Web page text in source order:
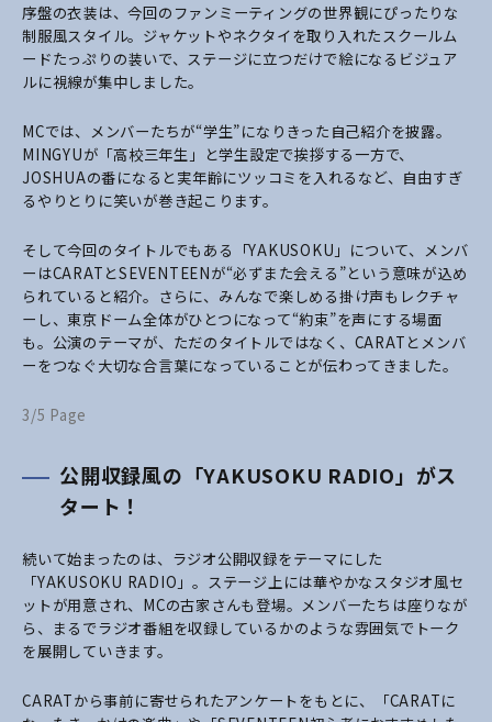
序盤の衣装は、今回のファンミーティングの世界観にぴったりな
制服風スタイル。ジャケットやネクタイを取り入れたスクールム
ードたっぷりの装いで、ステージに立つだけで絵になるビジュア
ルに視線が集中しました。
MCでは、メンバーたちが“学生”になりきった自己紹介を披露。
MINGYUが「高校三年生」と学生設定で挨拶する一方で、
JOSHUAの番になると実年齢にツッコミを入れるなど、自由すぎ
るやりとりに笑いが巻き起こります。
そして今回のタイトルでもある「YAKUSOKU」について、メンバ
ーはCARATとSEVENTEENが“必ずまた会える”という意味が込め
られていると紹介。さらに、みんなで楽しめる掛け声もレクチャ
ーし、東京ドーム全体がひとつになって“約束”を声にする場面
も。公演のテーマが、ただのタイトルではなく、CARATとメンバ
ーをつなぐ大切な合言葉になっていることが伝わってきました。
3/5 Page
公開収録風の「YAKUSOKU RADIO」がス
タート！
続いて始まったのは、ラジオ公開収録をテーマにした
「YAKUSOKU RADIO」。ステージ上には華やかなスタジオ風セ
ットが用意され、MCの古家さんも登場。メンバーたちは座りなが
ら、まるでラジオ番組を収録しているかのような雰囲気でトーク
を展開していきます。
CARATから事前に寄せられたアンケートをもとに、「CARATに